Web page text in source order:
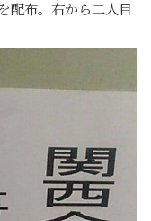
配布。右から二人目